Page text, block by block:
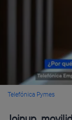
Telefónica Pymes